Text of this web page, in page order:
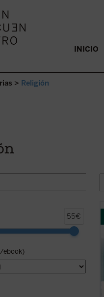
INICIO
> Religión
55€
ebook)